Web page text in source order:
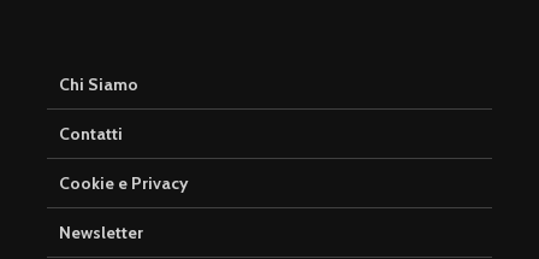
Chi Siamo
Contatti
Cookie e Privacy
Newsletter